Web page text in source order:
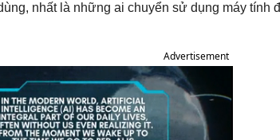
nhất là những ai chuyển sử dụng máy tính
Advertisement